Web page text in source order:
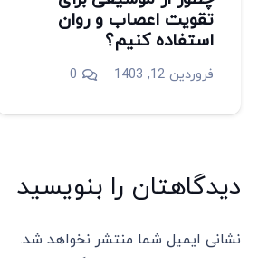
تقویت اعصاب و روان
استفاده کنیم؟
فروردین 12, 1403 0
دیدگاهتان را بنویسید
نشانی ایمیل شما منتشر نخواهد شد.